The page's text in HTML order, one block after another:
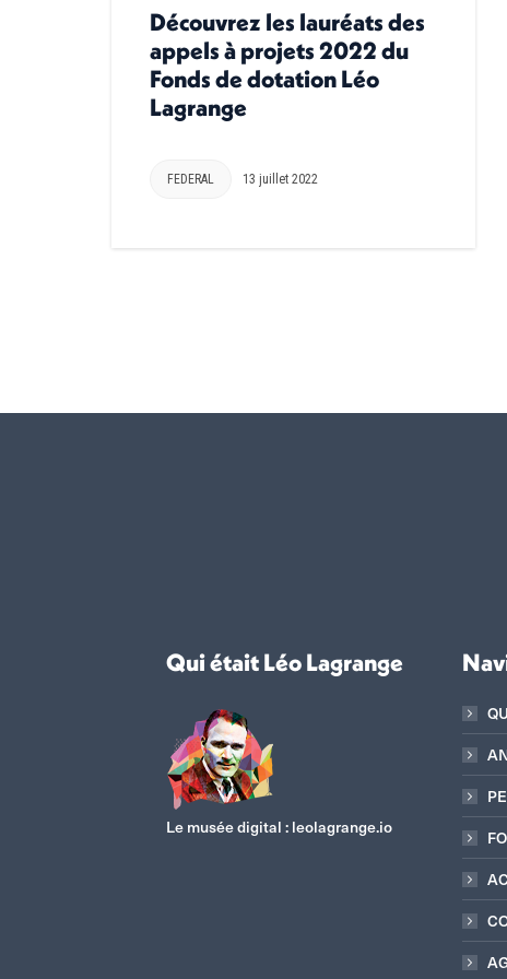
Découvrez les lauréats des
appels à projets 2022 du
Fonds de dotation Léo
Lagrange
FEDERAL 13 juillet 2022
Qui était Léo Lagrange
Le musée digital : leolagrange.io